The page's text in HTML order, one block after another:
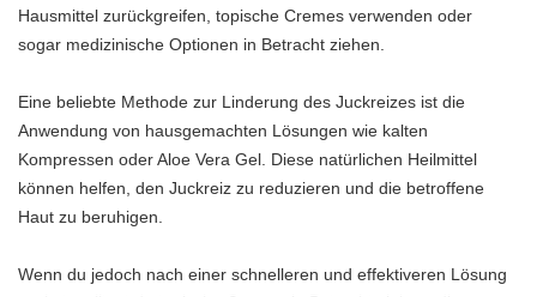
Hausmittel zurückgreifen, topische Cremes verwenden oder
sogar medizinische Optionen in Betracht ziehen.
Eine beliebte Methode zur Linderung des Juckreizes ist die
Anwendung von hausgemachten Lösungen wie kalten
Kompressen oder Aloe Vera Gel. Diese natürlichen Heilmittel
können helfen, den Juckreiz zu reduzieren und die betroffene
Haut zu beruhigen.
Wenn du jedoch nach einer schnelleren und effektiveren Lösung